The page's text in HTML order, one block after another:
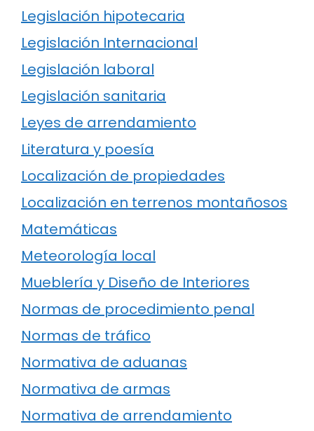
Legislación hipotecaria
Legislación Internacional
Legislación laboral
Legislación sanitaria
Leyes de arrendamiento
Literatura y poesía
Localización de propiedades
Localización en terrenos montañosos
Matemáticas
Meteorología local
Mueblería y Diseño de Interiores
Normas de procedimiento penal
Normas de tráfico
Normativa de aduanas
Normativa de armas
Normativa de arrendamiento